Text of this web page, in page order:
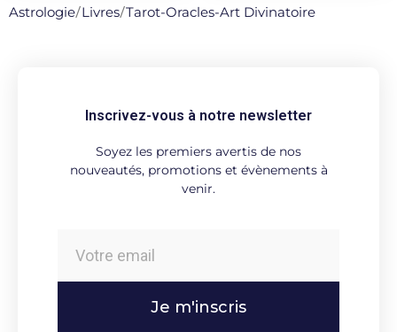
Astrologie/Livres/Tarot-Oracles-Art Divinatoire
Inscrivez-vous à notre newsletter
Soyez les premiers avertis de nos
nouveautés, promotions et évènements à
venir.
Je m'inscris